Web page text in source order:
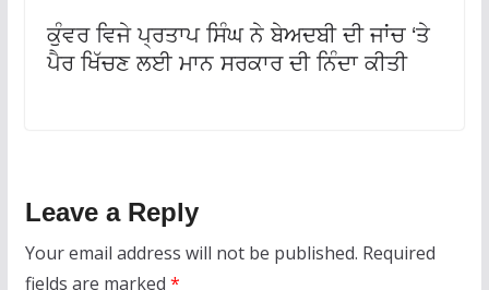
ਕੁੰਵਰ ਵਿਜੇ ਪ੍ਰਤਾਪ ਸਿੰਘ ਨੇ ਬੇਅਦਬੀ ਦੀ ਜਾਂਚ ‘ਤੇ
ਪੈਰ ਖਿੱਚਣ ਲਈ ਮਾਨ ਸਰਕਾਰ ਦੀ ਨਿੰਦਾ ਕੀਤੀ
Leave a Reply
Your email address will not be published. Required
fields are marked *